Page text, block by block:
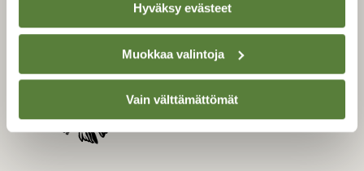
Hyväksy evästeet
Muokkaa valintoja
Vain välttämättömät
SUOMEN LUONNON­
SUOJELU­LIITTO
Suomen Luonto -lehden
kustantaja onSuomen